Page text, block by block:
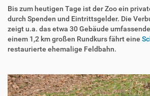
Bis zum heutigen Tage ist der Zoo ein
durch Spenden und Eintrittsgelder. Die
zeigt u.a. das etwa 30 Gebäude umfassende
einem 1,2 km großen Rundkurs fährt eine
restaurierte ehemalige Feldbahn.